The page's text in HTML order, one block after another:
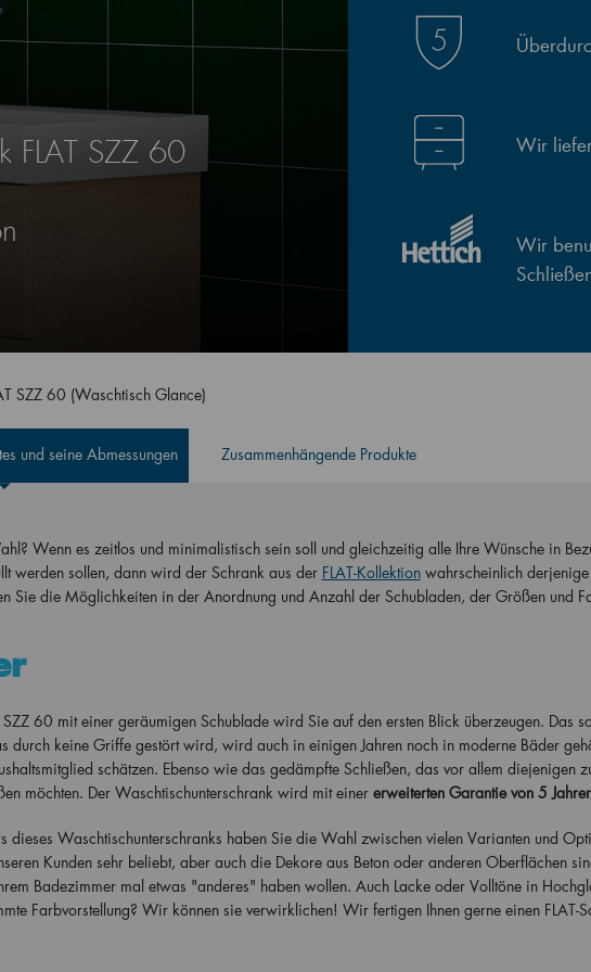
FLAT SZZ 60
Wir
Wir
SZZ 60 (Waschtisch Glance)
und seine Abmessungen Zusammenhängende Produkte
Wenn es zeitlos und minimalistisch sein soll und gleichzeitig alle Ihre Wünsche in
werden sollen, dann wird der Schrank aus der FLAT-Kollektionwahrscheinlich derjenige
Sie die Möglichkeiten in der Anordnung und Anzahl der Schubladen, der Größen und
60 mit einer geräumigen Schublade wird Sie auf den ersten Blick überzeugen. Das
durch keine Griffe gestört wird, wird auch in einigen Jahren noch in moderne Bäder
schätzen. Ebenso wie das gedämpfte Schließen, das vor allem diejenigen
möchten. Der Waschtischunterschrank wird mit einer erweiterten Garantie von 5
Waschtischunterschranks haben Sie die Wahl zwischen vielen Varianten und
Kunden sehr beliebt, aber auch die Dekore aus Beton oder anderen Oberflächen
Badezimmer mal etwas "anderes" haben wollen. Auch Lacke oder Volltöne in
Farbvorstellung? Wir können sie verwirklichen! Wir fertigen Ihnen gerne einen FLAT-